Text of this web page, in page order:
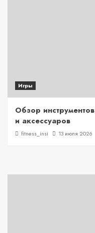
Игры
Обзор инструментов
и аксессуаров
fitness_insi 13 июля 2026